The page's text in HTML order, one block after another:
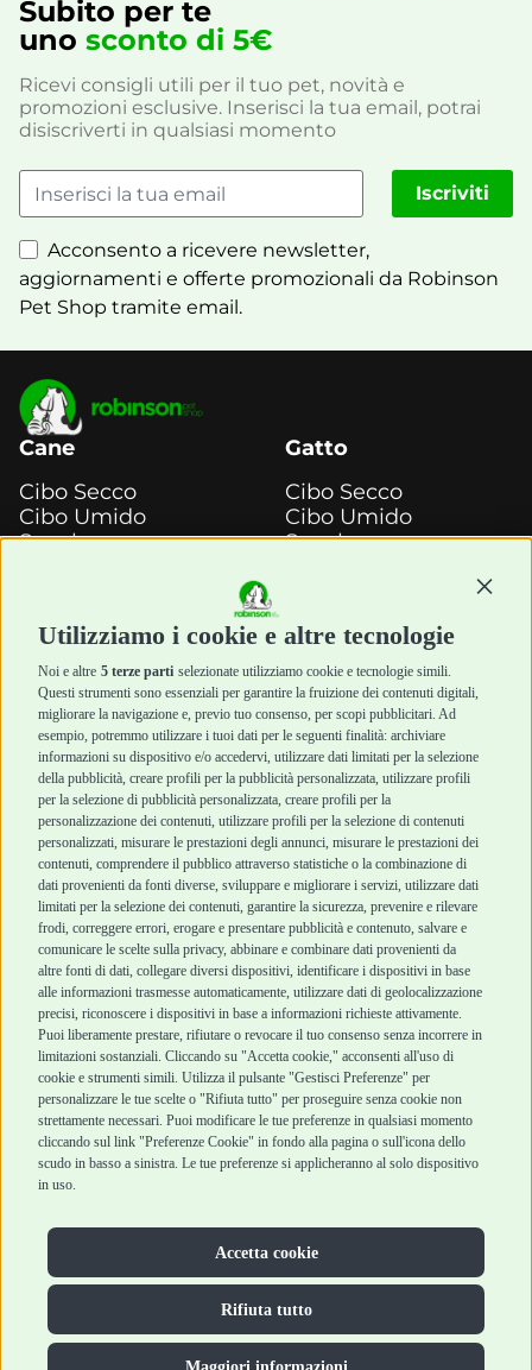
Utilizziamo i cookie e altre tecnologie
Noi e altre 5 terze parti selezionate utilizziamo cookie e tecnologie simili.
Questi strumenti sono essenziali per garantire la fruizione dei contenuti digitali,
migliorare la navigazione e, previo tuo consenso, per scopi pubblicitari. Ad
esempio, potremmo utilizzare i tuoi dati per le seguenti finalità: archiviare
informazioni su dispositivo e/o accedervi, utilizzare dati limitati per la selezione
della pubblicità, creare profili per la pubblicità personalizzata, utilizzare profili
per la selezione di pubblicità personalizzata, creare profili per la
personalizzazione dei contenuti, utilizzare profili per la selezione di contenuti
personalizzati, misurare le prestazioni degli annunci, misurare le prestazioni dei
contenuti, comprendere il pubblico attraverso statistiche o la combinazione di
dati provenienti da fonti diverse, sviluppare e migliorare i servizi, utilizzare dati
limitati per la selezione dei contenuti, garantire la sicurezza, prevenire e rilevare
frodi, correggere errori, erogare e presentare pubblicità e contenuto, salvare e
comunicare le scelte sulla privacy, abbinare e combinare dati provenienti da
altre fonti di dati, collegare diversi dispositivi, identificare i dispositivi in base
alle informazioni trasmesse automaticamente, utilizzare dati di geolocalizzazione
precisi, riconoscere i dispositivi in base a informazioni richieste attivamente.
Puoi liberamente prestare, rifiutare o revocare il tuo consenso senza incorrere in
limitazioni sostanziali. Cliccando su "Accetta cookie," acconsenti all'uso di
cookie e strumenti simili. Utilizza il pulsante "Gestisci Preferenze" per
personalizzare le tue scelte o "Rifiuta tutto" per proseguire senza cookie non
strettamente necessari. Puoi modificare le tue preferenze in qualsiasi momento
cliccando sul link "Preferenze Cookie" in fondo alla pagina o sull'icona dello
scudo in basso a sinistra. Le tue preferenze si applicheranno al solo dispositivo
in uso.
Accetta cookie
Rifiuta tutto
Subito per te
uno sconto di 5€
Ricevi consigli utili per il tuo pet, novità e
promozioni esclusive. Inserisci la tua email, potrai
disiscriverti in qualsiasi momento
Acconsento a ricevere newsletter,
aggiornamenti e offerte promozionali da Robinson
Pet Shop tramite email.
Iscriviti
Cane
Cibo Secco
Cibo Umido
Snack e
Igiene e Pulizia
Accessori
Cani Mini
Top Quality
Gatto
Cibo Secco
Cibo Umido
Snack e
Igiene e Pulizia
Accessori
Top Quality
Robinson Pet Shop
Chi siamo
Punti vendita
Marchi
Blog
Assistenza Robinson
Pet Shop
Offerte
Promozioni
Recensioni Feedaty
Acquisti sicuri
Termini e condizioni
di vendita
Cashback
Metodi di
pagamento
Recesso e Reso
Spedizioni
Robinson Pet Shop S.r.l.
Via V. Giovanni Schiaparelli, 21 – 47122 Forlì (FC)
P.iva 04095130409 | REA: FO 329541
info@robinsonpetshop.it | Tel. 0543 096850
Copyright © 2025 Robinsonpetshop.it s.r.l. – Tutti i diritti
Privacy Policy|Cookie Policy